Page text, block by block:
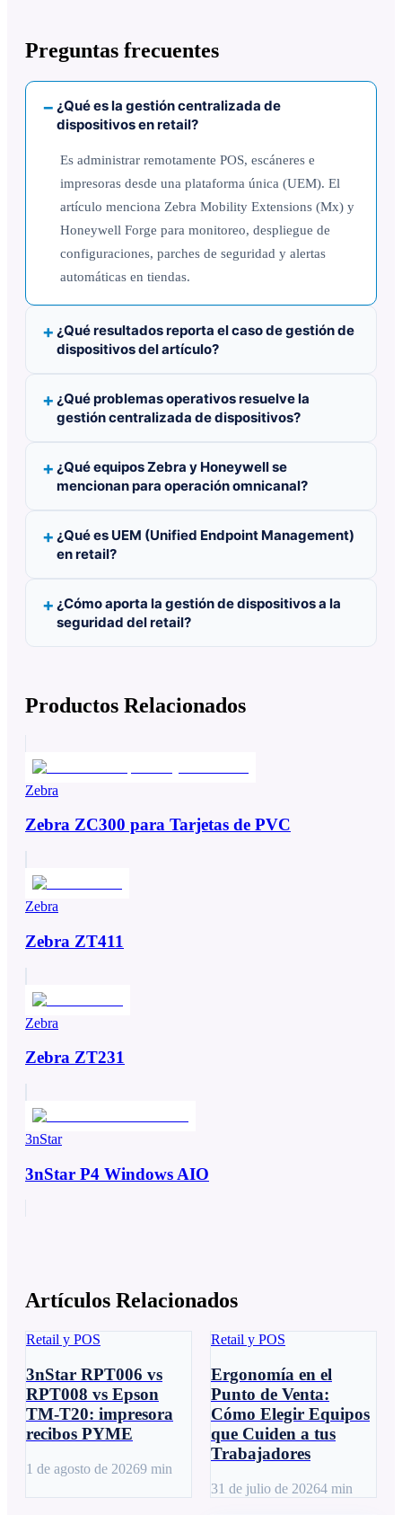
Preguntas frecuentes
¿Qué es la gestión centralizada de
dispositivos en retail?
Es administrar remotamente POS, escáneres e
impresoras desde una plataforma única (UEM). El
artículo menciona Zebra Mobility Extensions (Mx) y
Honeywell Forge para monitoreo, despliegue de
configuraciones, parches de seguridad y alertas
automáticas en tiendas.
¿Qué resultados reporta el caso de gestión de
dispositivos del artículo?
¿Qué problemas operativos resuelve la
gestión centralizada de dispositivos?
¿Qué equipos Zebra y Honeywell se
mencionan para operación omnicanal?
¿Qué es UEM (Unified Endpoint Management)
en retail?
¿Cómo aporta la gestión de dispositivos a la
seguridad del retail?
Productos Relacionados
Zebra
Zebra ZC300 para Tarjetas de PVC
Zebra
Zebra ZT411
Zebra
Zebra ZT231
3nStar
3nStar P4 Windows AIO
Artículos Relacionados
Retail y POS
3nStar RPT006 vs
RPT008 vs Epson
TM-T20: impresora
recibos PYME
1 de agosto de 20269 min
Retail y POS
Ergonomía en el
Punto de Venta:
Cómo Elegir Equipos
que Cuiden a tus
Trabajadores
31 de julio de 20264 min